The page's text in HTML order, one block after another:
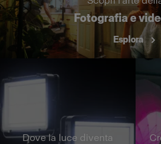
Fotografia e
Esplora
Dove la luce diventa